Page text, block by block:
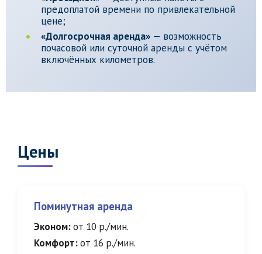
предоплатой времени по привлекательной
цене;
«Долгосрочная аренда» — возможность
почасовой или суточной аренды с учётом
включённых километров.
Цены
Поминутная аренда
Эконом:от 10 р./мин.
Комфорт:от 16 р./мин.